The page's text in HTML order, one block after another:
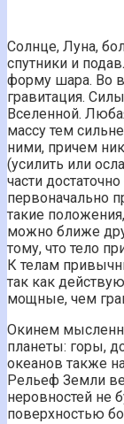
Солнце, Луна,
спутники и
форму шара. Во
гравитация.
Вселенной.
массу тем
ними, причем
(усилить или
части
первоначально
такие
можно ближе
тому, что тело
К телам
так как
мощные, чем
Окинем
планеты: горы,
океанов также
Рельеф Земли
неровностей не
поверхностью